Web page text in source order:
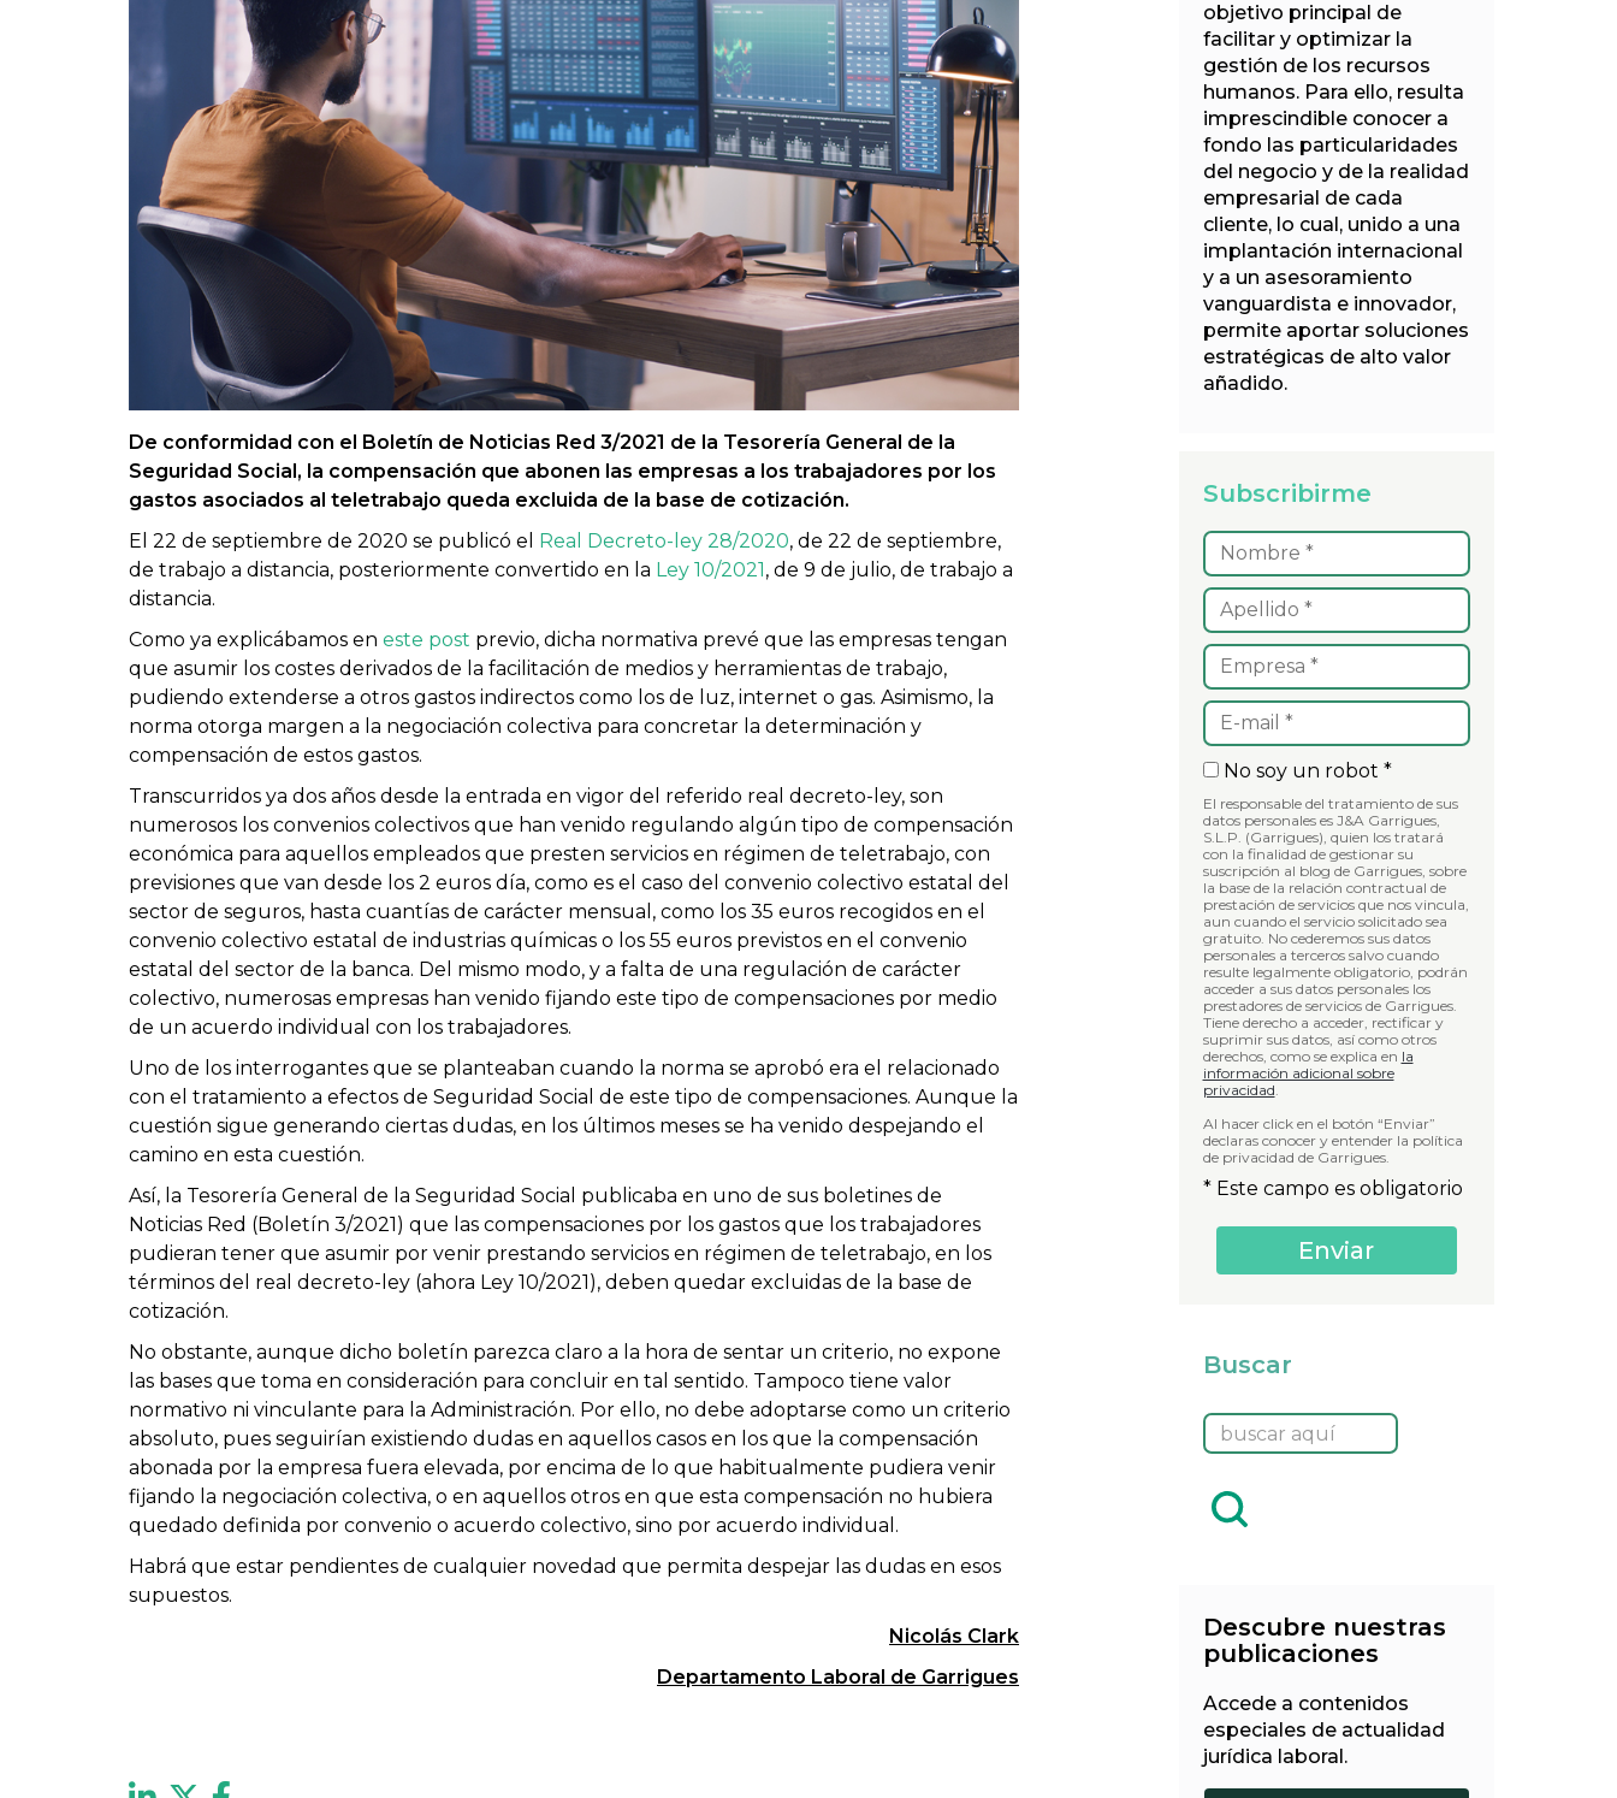
De conformidad con el Boletín de Noticias Red 3/2021 de la Tesorería General de la
Seguridad Social, la compensación que abonen las empresas a los trabajadores por los
gastos asociados al teletrabajo queda excluida de la base de cotización.
El 22 de septiembre de 2020 se publicó el
Real Decreto-ley 28/2020, de 22 de septiembre,
de trabajo a distancia, posteriormente convertido en la Ley 10/2021 , de 9 de julio, de trabajo a
distancia.
Como ya explicábamos en este post previo, dicha normativa prevé que las empresas tengan
que asumir los costes derivados de la facilitación de medios y herramientas de trabajo,
pudiendo extenderse a otros gastos indirectos como los de luz, internet o gas. Asimismo, la
norma otorga margen a la negociación colectiva para concretar la determinación y
compensación de estos gastos.
Transcurridos ya dos años desde la entrada en vigor del referido real decreto-ley, son
numerosos los convenios colectivos que han venido regulando algún tipo de compensación
económica para aquellos empleados que presten servicios en régimen de teletrabajo, con
previsiones que van desde los 2 euros día, como es el caso del convenio colectivo estatal del
sector de seguros, hasta cuantías de carácter mensual, como los 35 euros recogidos en el
convenio colectivo estatal de industrias químicas o los 55 euros previstos en el convenio
estatal del sector de la banca. Del mismo modo, y a falta de una regulación de carácter
colectivo, numerosas empresas han venido fijando este tipo de compensaciones por medio
de un acuerdo individual con los trabajadores.
Uno de los interrogantes que se planteaban cuando la norma se aprobó era el relacionado
con el tratamiento a efectos de Seguridad Social de este tipo de compensaciones. Aunque la
cuestión sigue generando ciertas dudas, en los últimos meses se ha venido despejando el
camino en esta cuestión.
Así, la Tesorería General de la Seguridad Social publicaba en uno de sus boletines de
Noticias Red (Boletín 3/2021) que las compensaciones por los gastos que los trabajadores
pudieran tener que asumir por venir prestando servicios en régimen de teletrabajo, en los
términos del real decreto-ley (ahora Ley 10/2021), deben quedar excluidas de la base de
cotización.
No obstante, aunque dicho boletín parezca claro a la hora de sentar un criterio, no expone
las bases que toma en consideración para concluir en tal sentido. Tampoco tiene valor
normativo ni vinculante para la Administración. Por ello, no debe adoptarse como un criterio
absoluto, pues seguirían existiendo dudas en aquellos casos en los que la compensación
abonada por la empresa fuera elevada, por encima de lo que habitualmente pudiera venir
fijando la negociación colectiva, o en aquellos otros en que esta compensación no hubiera
quedado definida por convenio o acuerdo colectivo, sino por acuerdo individual.
Habrá que estar pendientes de cualquier novedad que permita despejar las dudas en esos
supuestos.
Nicolás Clark
Departamento Laboral de Garrigues
objetivo principal de
facilitar y optimizar la
gestión de los recursos
humanos. Para ello, resulta
imprescindible conocer a
fondo las particularidades
del negocio y de la realidad
empresarial de cada
cliente, lo cual, unido a una
implantación internacional
y a un asesoramiento
vanguardista e innovador,
permite aportar soluciones
estratégicas de alto valor
añadido.
Subscribirme
No soy un robot *
El responsable del tratamiento de sus
datos personales es J&A Garrigues,
S.L.P. (Garrigues), quien los tratará
con la finalidad de gestionar su
suscripción al blog de Garrigues, sobre
la base de la relación contractual de
prestación de servicios que nos vincula,
aun cuando el servicio solicitado sea
gratuito. No cederemos sus datos
personales a terceros salvo cuando
resulte legalmente obligatorio, podrán
acceder a sus datos personales los
prestadores de servicios de Garrigues.
Tiene derecho a acceder, rectificar y
suprimir sus datos, así como otros
derechos, como se explica en la
información adicional sobre
privacidad.
Al hacer click en el botón “Enviar”
declaras conocer y entender la política
de privacidad de Garrigues.
* Este campo es obligatorio
Buscar
Descubre nuestras
publicaciones
Accede a contenidos
especiales de actualidad
jurídica laboral.